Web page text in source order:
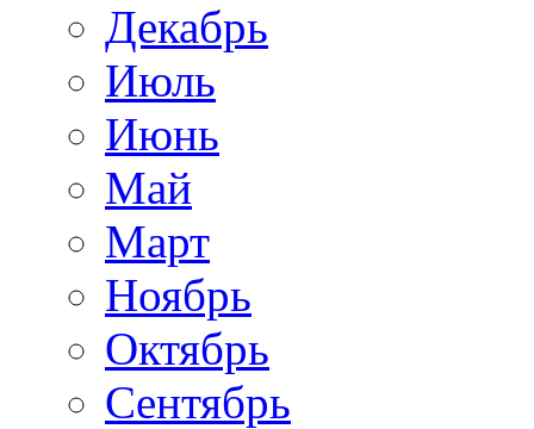
Декабрь
Июль
Июнь
Май
Март
Ноябрь
Октябрь
Сентябрь